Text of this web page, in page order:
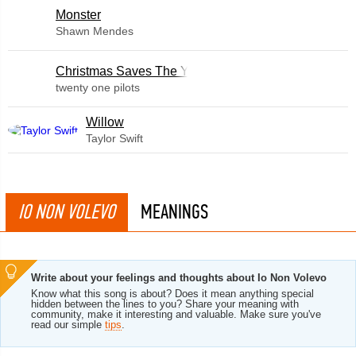
Monster
Shawn Mendes
Christmas Saves The Year
twenty one pilots
Willow
Taylor Swift
IO NON VOLEVO MEANINGS
Write about your feelings and thoughts about Io Non Volevo
Know what this song is about? Does it mean anything special
hidden between the lines to you? Share your meaning with
community, make it interesting and valuable. Make sure you've
read our simple tips.